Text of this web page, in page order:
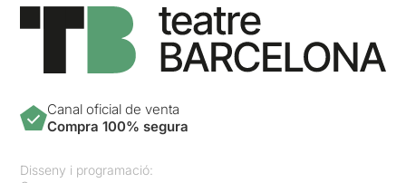
Canal oficial de venta
Compra 100% segura
Disseny i programació: